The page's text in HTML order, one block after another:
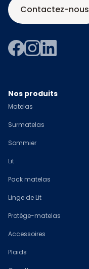
Contactez-nous
Nos produits
Matelas
Surmatelas
Sommier
Lit
Pack matelas
Linge de Lit
Protège-matelas
Accessoires
Plaids